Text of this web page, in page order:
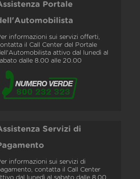
Portale
informazioni sui servizi offerti,
il Call Center del Portale
attivo dal lunedì al
dalle 8.00 alle 20.00
Servizi di
informazioni sui servizi di
contatta il Call Center